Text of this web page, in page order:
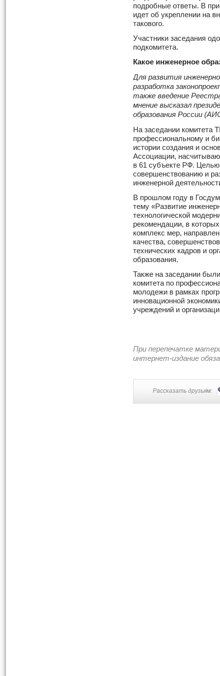
подробные ответы. В
идет об укреплении на
такового.
Участники заседания
подкомитета.
Какое инженерное
Для развития
разработка
также введение
мнение высказал
образования России
На заседании комитета
профессиональному и
истории создания и
Ассоциации,
в 61 субъекте РФ. Целью
совершенствованию и
инженерной
В прошлом году в
тему «Развитие
технологической
рекомендации, в
комплекс мер,
качества,
технических кадров и
образования.
Также на заседании
комитета по
молодежи в рамках
инновационной
учреждений и
При перепечатке
интернет-издание
Рассказать друзьям: